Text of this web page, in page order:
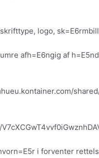
logo,
afh=E6ngig af
i forventer